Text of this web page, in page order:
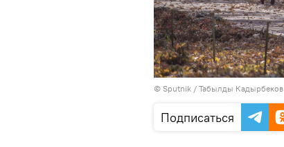
© Sputnik / Табылды Кадырбеков
Подписаться